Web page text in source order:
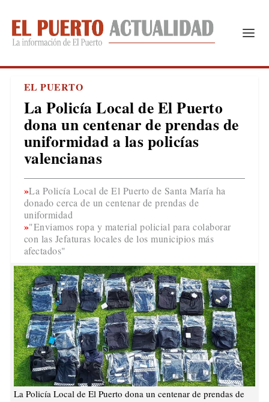
EL PUERTO
La Policía Local de El Puerto
dona un centenar de prendas de
uniformidad a las policías
valencianas
La Policía Local de El Puerto de Santa María ha
donado cerca de un centenar de prendas de
uniformidad
"Enviamos ropa y material policial para colaborar
con las Jefaturas locales de los municipios más
afectados"
La Policía Local de El Puerto dona un centenar de prendas de